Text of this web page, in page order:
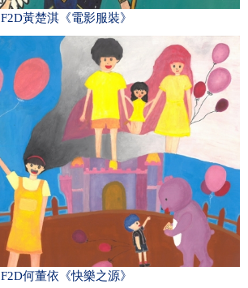
F2D黃楚淇《電影服裝》
F2D何董依《快樂之源》